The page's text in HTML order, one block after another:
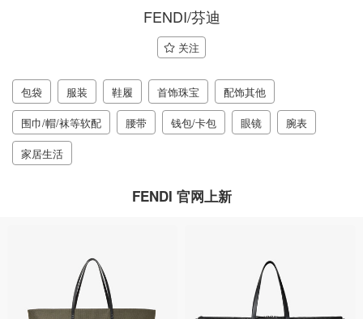
FENDI/芬迪
关注
包袋 服装 鞋履 首饰珠宝
配饰其他
围巾/帽/袜等软配
腰带 钱包/卡包 眼镜
腕表
家居生活
FENDI 官网上新